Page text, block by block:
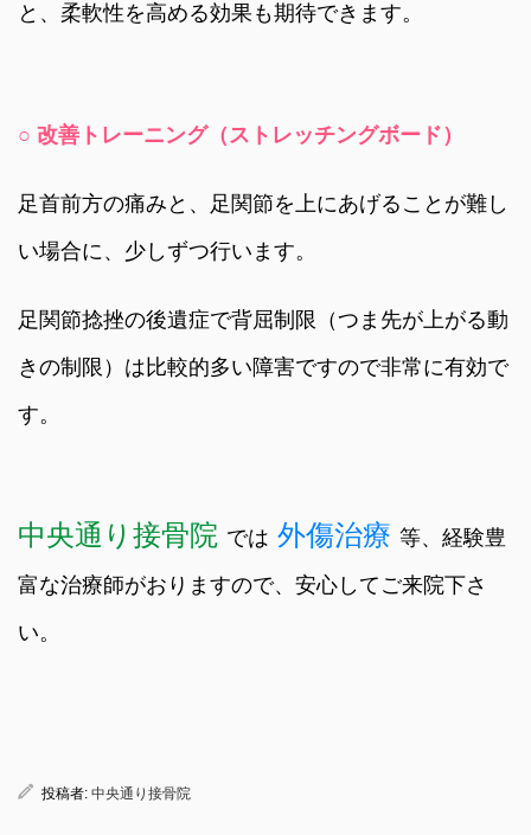
と、柔軟性を高める効果も期待できます。
○ 改善トレーニング（ストレッチングボード）
足首前方の痛みと、足関節を上にあげることが難し
い場合に、少しずつ行います。
足関節捻挫の後遺症で背屈制限（つま先が上がる動
きの制限）は比較的多い障害ですので非常に有効で
す。
中央通り接骨院 では 外傷治療 等、経験豊
富な治療師がおりますので、安心してご来院下さ
い。
投稿者: 中央通り接骨院